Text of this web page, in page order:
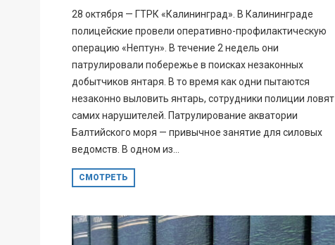
28 октября — ГТРК «Калининград». В Калининграде
полицейские провели оперативно-профилактическую
операцию «Нептун». В течение 2 недель они
патрулировали побережье в поисках незаконных
добытчиков янтаря. В то время как одни пытаются
незаконно выловить янтарь, сотрудники полиции ловят
самих нарушителей. Патрулирование акватории
Балтийского моря — привычное занятие для силовых
ведомств. В одном из...
СМОТРЕТЬ